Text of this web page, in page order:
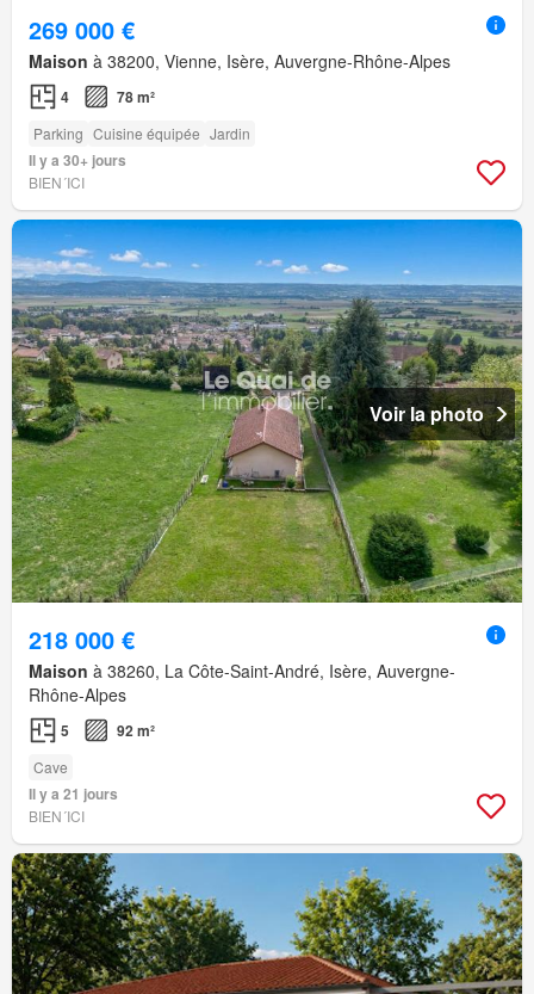
269 000 €
Maison à 38200, Vienne, Isère, Auvergne-Rhône-Alpes
4 78 m²
Parking Cuisine équipée Jardin
Il y a 30+ jours
BIEN´ICI
Voir la photo
218 000 €
Maison à 38260, La Côte-Saint-André, Isère, Auvergne-
Rhône-Alpes
5 92 m²
Cave
Il y a 21 jours
BIEN´ICI